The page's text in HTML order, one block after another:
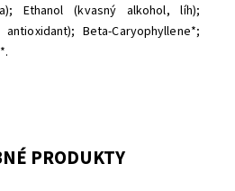
Ethanol (kvasný alkohol, líh);
Beta-Caryophyllene*;
PRODUKTY